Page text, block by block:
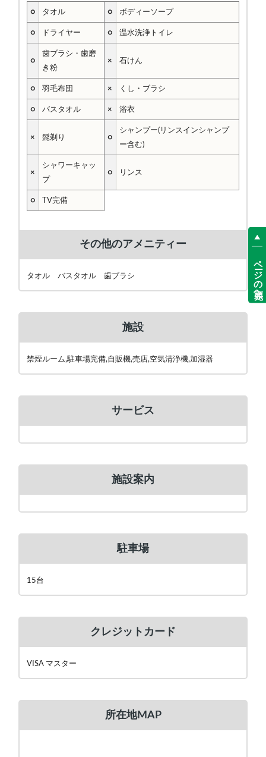
○ タオル ○ ボディーソープ
○ ドライヤー ○ 温水洗浄トイレ
○
歯ブラシ・歯磨
き粉
× 石けん
○ 羽毛布団 × くし・ブラシ
○ バスタオル × 浴衣
× 髭剃り ○
シャンプー(リンスインシャンプ
ー含む)
×
シャワーキャッ
プ
○ リンス
○ TV完備
その他のアメニティー
タオル バスタオル 歯ブラシ
施設
禁煙ルーム,駐車場完備,自販機,売店,空気清浄機,加湿器
サービス
施設案内
駐車場
15台
クレジットカード
VISA マスター
所在地MAP
ページの先頭へ